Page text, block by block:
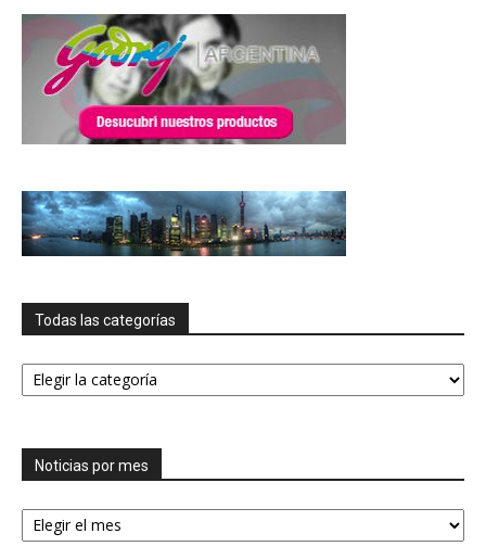
Todas las categorías
Todas
las
Noticias por mes
Noticias
por